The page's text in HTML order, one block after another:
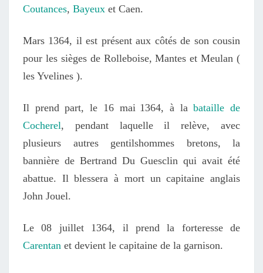
Coutances, Bayeux et Caen.
Mars 1364, il est présent aux côtés de son cousin
pour les sièges de Rolleboise, Mantes et Meulan (
les Yvelines ).
Il prend part,le 16 mai 1364, à labataille de
Cocherel, pendant laquelle il relève, avec
plusieurs autres gentilshommes bretons, la
bannière de Bertrand Du Guesclin qui avait été
abattue. Il blessera à mort un capitaine anglais
John Jouel.
Le 08 juillet 1364, il prend la forteresse de
Carentan et devient le capitaine de la garnison.